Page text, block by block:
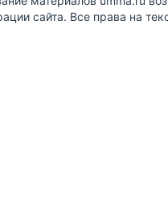
сайта. Все права на